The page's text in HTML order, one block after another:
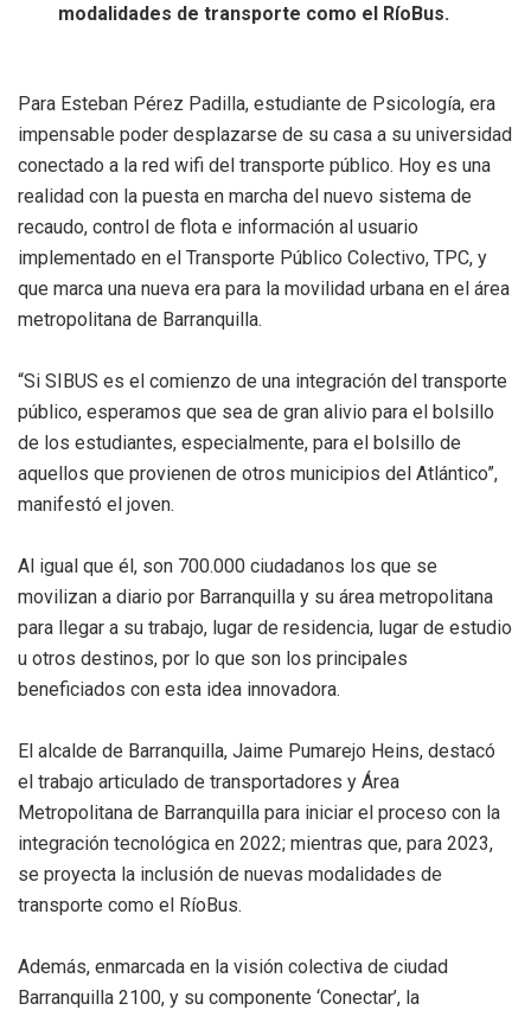
modalidades de transporte como el RíoBus.
Para Esteban Pérez Padilla, estudiante de Psicología, era
impensable poder desplazarse de su casa a su universidad
conectado a la red wifi del transporte público. Hoy es una
realidad con la puesta en marcha del nuevo sistema de
recaudo, control de flota e información al usuario
implementado en el Transporte Público Colectivo, TPC, y
que marca una nueva era para la movilidad urbana en el área
metropolitana de Barranquilla.
“Si SIBUS es el comienzo de una integración del transporte
público, esperamos que sea de gran alivio para el bolsillo
de los estudiantes, especialmente, para el bolsillo de
aquellos que provienen de otros municipios del Atlántico”,
manifestó el joven.
Al igual que él, son 700.000 ciudadanos los que se
movilizan a diario por Barranquilla y su área metropolitana
para llegar a su trabajo, lugar de residencia, lugar de estudio
u otros destinos, por lo que son los principales
beneficiados con esta idea innovadora.
El alcalde de Barranquilla, Jaime Pumarejo Heins, destacó
el trabajo articulado de transportadores y Área
Metropolitana de Barranquilla para iniciar el proceso con la
integración tecnológica en 2022; mientras que, para 2023,
se proyecta la inclusión de nuevas modalidades de
transporte como el RíoBus.
Además, enmarcada en la visión colectiva de ciudad
Barranquilla 2100, y su componente ‘Conectar’, la